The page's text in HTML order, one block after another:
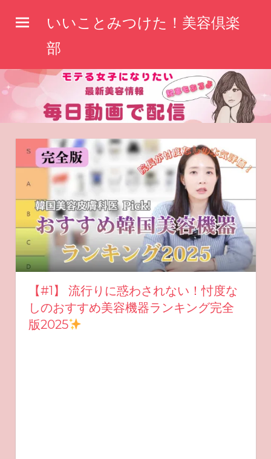
へ
いいことみつけた！美容倶楽
部
【#1】 流行りに惑わされない！忖度な
しのおすすめ美容機器ランキング完全
版2025